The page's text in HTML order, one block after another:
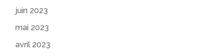
juin 2023
mai 2023
avril 2023